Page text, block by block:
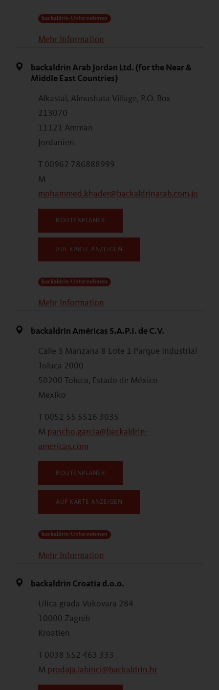
backaldrin-Unternehmen
Mehr Information
backaldrin Arab Jordan Ltd. (for the Near &
Middle East Countries)
Alkastal, Almushata Village, P.O. Box
213070
11121 Amman
Jordanien
T 00962 786888999
M
mohammed.khader@backaldrinarab.com.jo
ROUTENPLANER
AUF KARTE ANZEIGEN
backaldrin-Unternehmen
Mehr Information
backaldrin Américas S.A.P.I. de C.V.
Calle 3 Manzana 8 Lote 1 Parque Industrial
Toluca 2000
50200 Toluca, Estado de México
Mexiko
T 0052 55 5516 3035
M pancho.garcia@backaldrin-
americas.com
ROUTENPLANER
AUF KARTE ANZEIGEN
backaldrin-Unternehmen
Mehr Information
backaldrin Croatia d.o.o.
Ulica grada Vukovara 284
10000 Zagreb
Kroatien
T 0038 552 463 333
M prodaja.labinci@backaldrin.hr